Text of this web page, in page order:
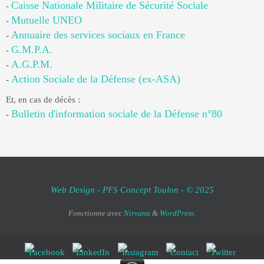
- Caisse Nationale Militaire de Sécurité Sociale
- Mutuelle UNEO
- Annuaire des services sociaux en France
- G.M.P.A.
- A.G.P.M.
- Action Sociale de la Défense (ex-ASA)
Et, en cas de décès :
- Bulletin d'information sociale de la Défense n°80
Web Design - PFS Concept Toulon - © 2025
Fonctionne avec Nirvana & WordPress.